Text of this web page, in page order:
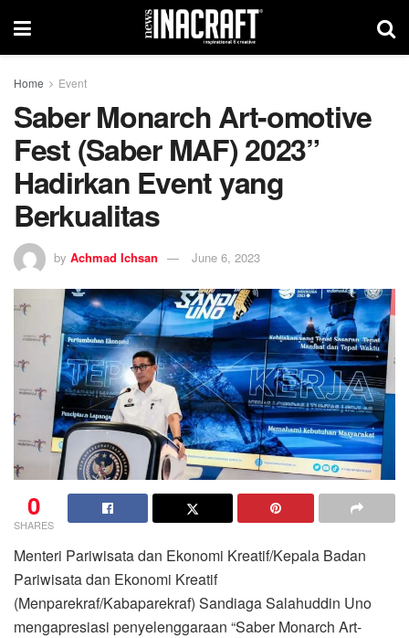
Home Event
Saber Monarch Art-omotive
Fest (Saber MAF) 2023”
Hadirkan Event yang
Berkualitas
by Achmad Ichsan June 6, 2023
0
SHARES
Menteri Pariwisata dan Ekonomi Kreatif/Kepala Badan
Pariwisata dan Ekonomi Kreatif
(Menparekraf/Kabaparekraf) Sandiaga Salahuddin Uno
mengapresiasi penyelenggaraan “Saber Monarch Art-